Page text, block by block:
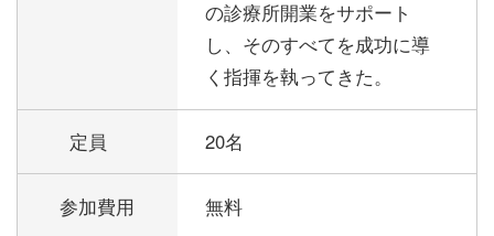
の診療所開業をサポート
し、そのすべてを成功に導
く指揮を執ってきた。
定員 20名
参加費用 無料